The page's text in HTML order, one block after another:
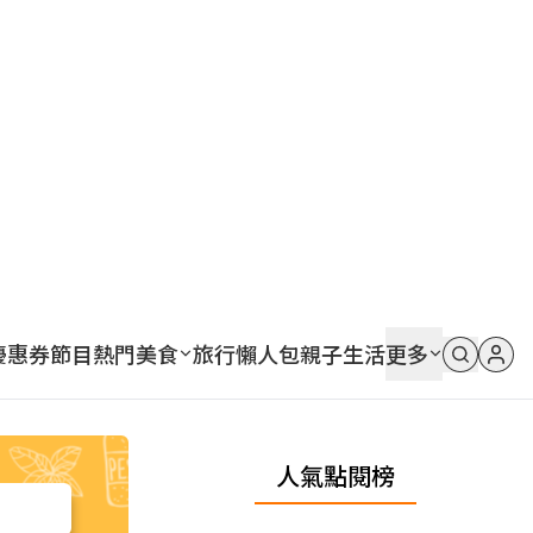
惠券節目熱門美食 旅行懶人包親子生活更多
人氣點閱榜